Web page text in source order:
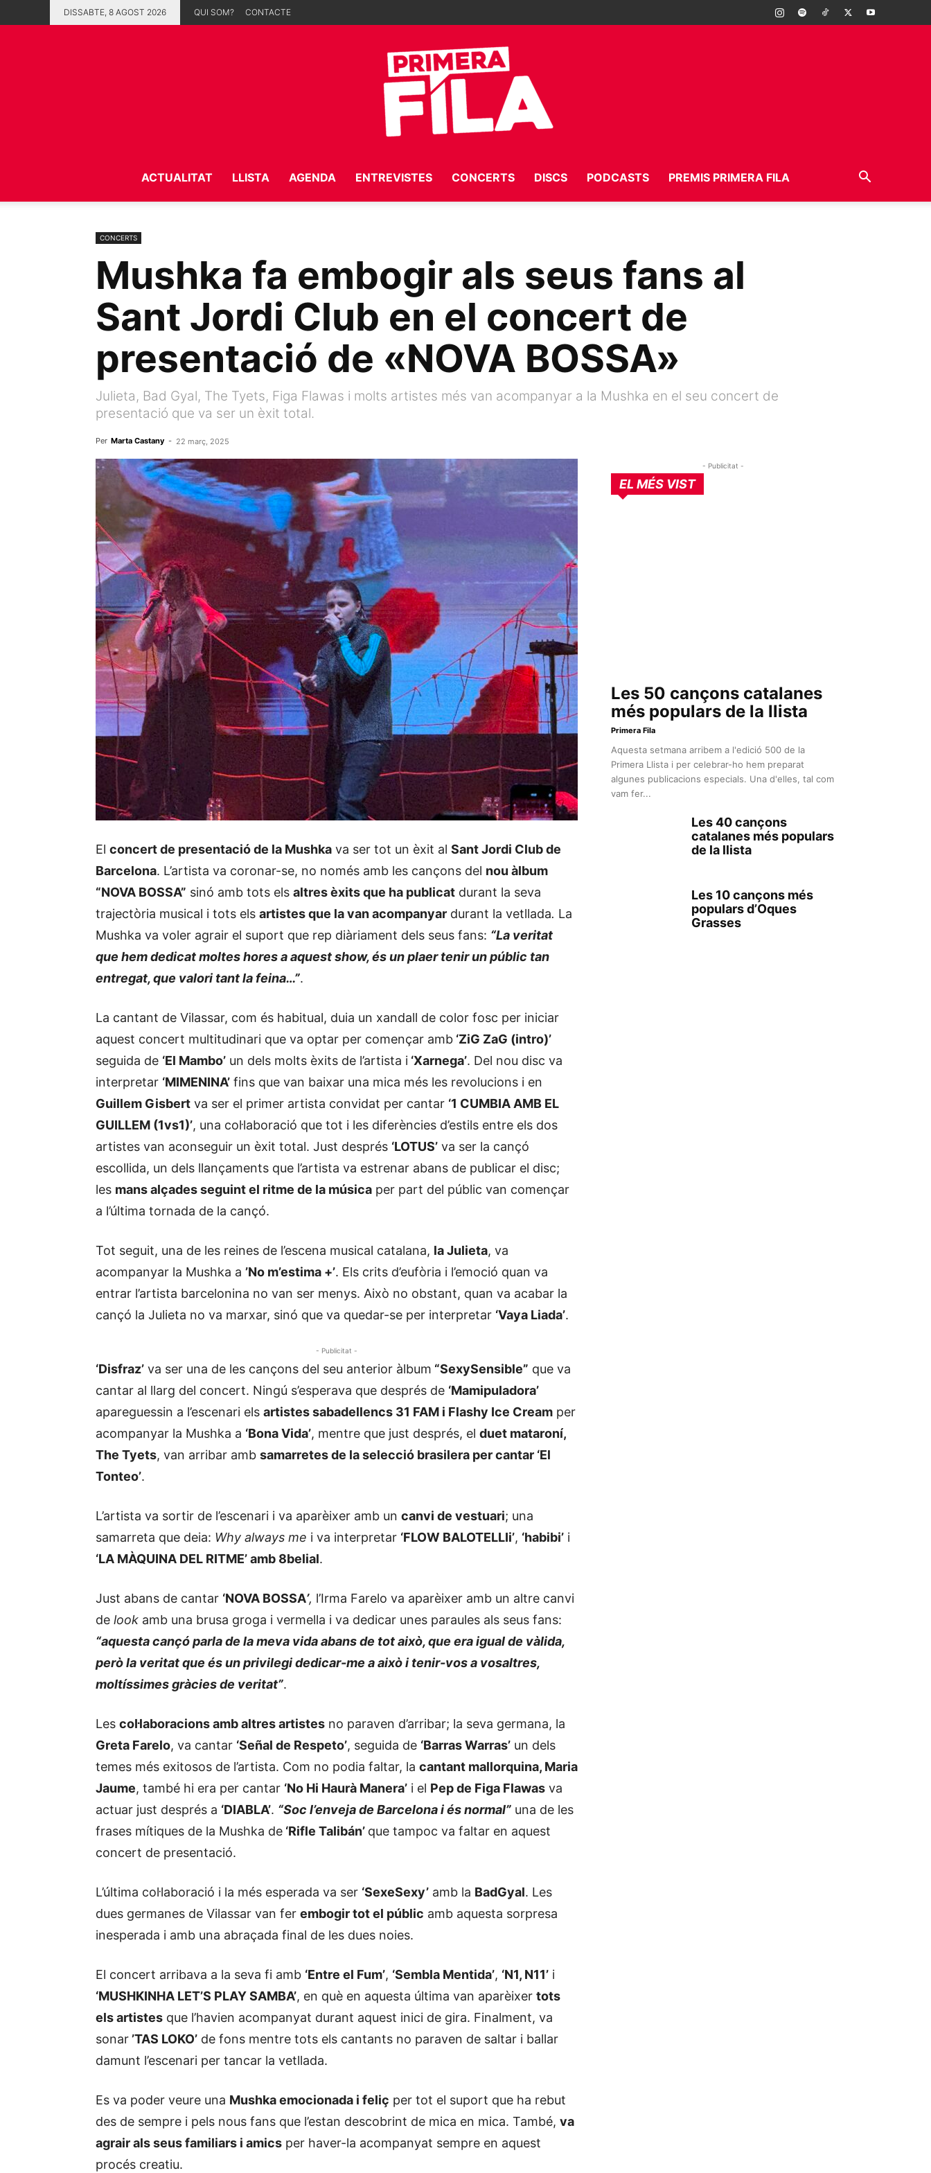
DISSABTE, 8 AGOST 2026 QUI SOM? CONTACTE
Fila
ACTUALITAT LLISTA AGENDA ENTREVISTES CONCERTS DISCS PODCASTS PREMIS PRIMERA FILA
CONCERTS
Mushka fa embogir als seus fans al
Sant Jordi Club en el concert de
presentació de «NOVA BOSSA»
Julieta, Bad Gyal, The Tyets, Figa Flawas i molts artistes més van acompanyar a la Mushka en el seu concert de
presentació que va ser un èxit total.
Per Marta Castany - 22 març, 2025
El concert de presentació de la Mushka va ser tot un èxit al Sant Jordi Club de
Barcelona. L’artista va coronar-se, no només amb les cançons del nou àlbum
“NOVA BOSSA” sinó amb tots els altres èxits que ha publicat durant la seva
trajectòria musical i tots els artistes que la van acompanyar durant la vetllada. La
Mushka va voler agrair el suport que rep diàriament dels seus fans: “La veritat
que hem dedicat moltes hores a aquest show, és un plaer tenir un públic tan
entregat, que valori tant la feina…”.
La cantant de Vilassar, com és habitual, duia un xandall de color fosc per iniciar
aquest concert multitudinari que va optar per començar amb ‘ZiG ZaG (intro)’
seguida de ‘El Mambo’ un dels molts èxits de l’artista i ‘Xarnega’. Del nou disc va
interpretar ‘MIMENINA’ fins que van baixar una mica més les revolucions i en
Guillem Gisbert va ser el primer artista convidat per cantar ‘1 CUMBIA AMB EL
GUILLEM (1vs1)’, una col·laboració que tot i les diferències d’estils entre els dos
artistes van aconseguir un èxit total. Just després ‘LOTUS’ va ser la cançó
escollida, un dels llançaments que l’artista va estrenar abans de publicar el disc;
les mans alçades seguint el ritme de la música per part del públic van començar
a l’última tornada de la cançó.
Tot seguit, una de les reines de l’escena musical catalana, la Julieta, va
acompanyar la Mushka a ’No m’estima +’. Els crits d’eufòria i l’emoció quan va
entrar l’artista barcelonina no van ser menys. Això no obstant, quan va acabar la
cançó la Julieta no va marxar, sinó que va quedar-se per interpretar ‘Vaya Liada’.
- Publicitat -
‘Disfraz’ va ser una de les cançons del seu anterior àlbum “SexySensible” que va
cantar al llarg del concert. Ningú s’esperava que després de ‘Mamipuladora’
apareguessin a l’escenari els artistes sabadellencs 31 FAM i Flashy Ice Cream per
acompanyar la Mushka a ‘Bona Vida’, mentre que just després, el duet mataroní,
The Tyets, van arribar amb samarretes de la selecció brasilera per cantar ‘El
Tonteo’.
L’artista va sortir de l’escenari i va aparèixer amb un canvi de vestuari; una
samarreta que deia: Why always me i va interpretar ‘FLOW BALOTELLIi’, ‘habibi’ i
‘LA MÀQUINA DEL RITME’ amb 8belial.
Just abans de cantar ‘NOVA BOSSA’, l’Irma Farelo va aparèixer amb un altre canvi
de look amb una brusa groga i vermella i va dedicar unes paraules als seus fans:
“aquesta cançó parla de la meva vida abans de tot això, que era igual de vàlida,
però la veritat que és un privilegi dedicar-me a això i tenir-vos a vosaltres,
moltíssimes gràcies de veritat”.
Les col·laboracions amb altres artistes no paraven d’arribar; la seva germana, la
Greta Farelo, va cantar ‘Señal de Respeto’, seguida de ‘Barras Warras’ un dels
temes més exitosos de l’artista. Com no podia faltar, la cantant mallorquina, Maria
Jaume, també hi era per cantar ‘No Hi Haurà Manera’ i el Pep de Figa Flawas va
actuar just després a ‘DIABLA’. “Soc l’enveja de Barcelona i és normal” una de les
frases mítiques de la Mushka de ‘Rifle Talibán’ que tampoc va faltar en aquest
concert de presentació.
L’última col·laboració i la més esperada va ser ‘SexeSexy’ amb la BadGyal. Les
dues germanes de Vilassar van fer embogir tot el públic amb aquesta sorpresa
inesperada i amb una abraçada final de les dues noies.
El concert arribava a la seva fi amb ‘Entre el Fum’, ‘Sembla Mentida’, ‘N1, N11’ i
‘MUSHKINHA LET’S PLAY SAMBA’, en què en aquesta última van aparèixer tots
els artistes que l’havien acompanyat durant aquest inici de gira. Finalment, va
sonar’TAS LOKO’ de fons mentre tots els cantants no paraven de saltar i ballar
damunt l’escenari per tancar la vetllada.
Es va poder veure una Mushka emocionada i feliç per tot el suport que ha rebut
des de sempre i pels nous fans que l’estan descobrint de mica en mica. També, va
agrair als seus familiars i amics per haver-la acompanyat sempre en aquest
procés creatiu.
- Publicitat -
EL MÉS VIST
Les 50 cançons catalanes
més populars de la llista
Primera Fila
Aquesta setmana arribem a l'edició 500 de la
Primera Llista i per celebrar-ho hem preparat
algunes publicacions especials. Una d'elles, tal com
vam fer...
Les 40 cançons
catalanes més populars
de la llista
Les 10 cançons més
populars d’Oques
Grasses